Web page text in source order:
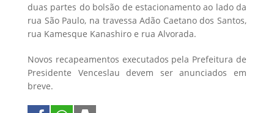
duas partes do bolsão de estacionamento ao lado da
rua São Paulo, na travessa Adão Caetano dos Santos,
rua Kamesque Kanashiro e rua Alvorada.
Novos recapeamentos executados pela Prefeitura de
Presidente Venceslau devem ser anunciados em
breve.